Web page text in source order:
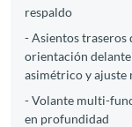
respaldo
- Asientos traseros
orientación
asimétrico y ajuste
- Volante multi-
en profundidad